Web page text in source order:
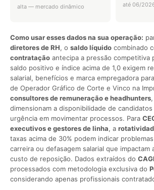
alta — mercado dinâmico até 06/
Como usar esses dados na sua operação:
diretores de RH, o saldo líquido combinado
contratação antecipa a pressão
saldo positivo e índice acima de 1,0 exigem
salarial, benefícios e marca empregadora
de Operador Gráfico de Corte e Vinco na
consultores de remuneração e headhunters
dimensionam a disponibilidade de
urgência em movimentar processos. Para
executivos e gestores de linha, a
taxas acima de 30% podem indicar
carreira ou defasagem salarial que impactam
custo de reposição. Dados extraídos do
processados com metodologia exclusiva do
considerando apenas profissionais